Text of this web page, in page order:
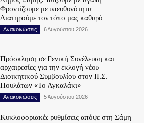
Φροντίζουμε με υπευθυνότητα –
Διατηρούμε τον τόπο μας καθαρό
Ανακοινώσεις 6 Αυγούστου 2026
Πρόσκληση σε Γενική Συνέλευση και
αρχαιρεσίες για την εκλογή νέου
Διοικητικού Συμβουλίου στον Π.Σ.
Πουλάτων «Το Αγκαλάκι»
Ανακοινώσεις 5 Αυγούστου 2026
Κυκλοφοριακές ρυθμίσεις απόψε στη Σάμη